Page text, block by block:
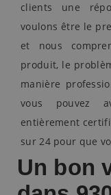
clients une
voulons être le
et nous
produit, le
manière
vous pouvez
entièrement
sur 24 pour que
Un bon